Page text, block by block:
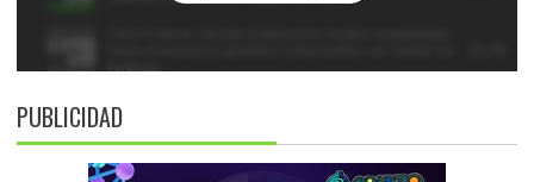
PUBLICIDAD